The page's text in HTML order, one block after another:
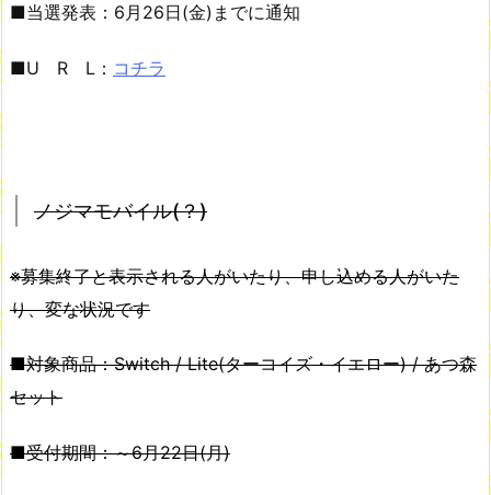
■当選発表：6月26日(金)までに通知
■U R L： コチラ
ノジマモバイル(？)
※募集終了と表示される人がいたり、申し込める人がいた
り、変な状況です
■対象商品：Switch / Lite(ターコイズ・イエロー) / あつ森
セット
■受付期間：～6月22日(月)